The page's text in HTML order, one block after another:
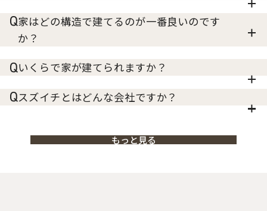
家はどの構造で建てるのが一番良いのです
か？
いくらで家が建てられますか？
スズイチとはどんな会社ですか？
もっと見る